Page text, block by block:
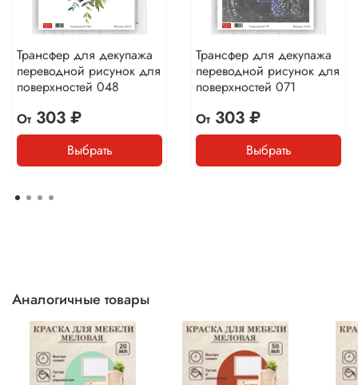
Трансфер для декупажа
переводной рисунок для
поверхностей 048
От303 ₽
Выбрать
Трансфер для декупажа
переводной рисунок для
поверхностей 071
От303 ₽
Выбрать
Аналогичные товары